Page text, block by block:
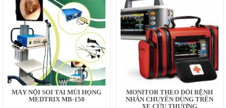
MÁY NỘI SOI TAI MŨI HỌNG
MEDTRIX MB-150
MONITOR THEO DÕI BỆNH
NHÂN CHUYÊN DÙNG TRÊN
XE CỨU THƯƠNG